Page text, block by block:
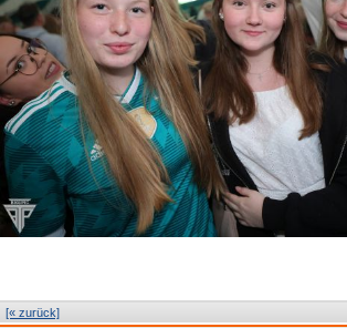
[« zurück]